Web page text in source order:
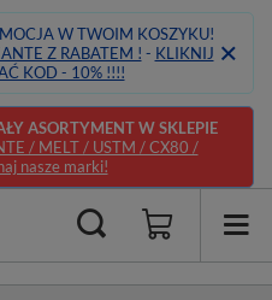
W TWOIM KOSZYKU!
Z RABATEM ! - KLIKNIJ
KOD - 10% !!!!
ASORTYMENT W SKLEPIE
/ MELT / USTM / CX80 /
nasze marki!